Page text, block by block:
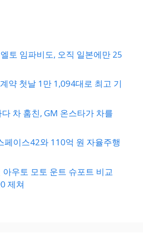
토 임파비도, 오직 일본에만 25
약 첫날 1만 1,094대로 최고 기
차 훔친, GM 온스타가 차를
페이스42와 110억 원 자율주행
우토 모토 운트 슈포트 비교
제쳐